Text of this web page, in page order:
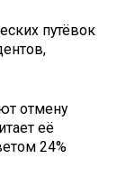
путёвок
отмену
её
24%